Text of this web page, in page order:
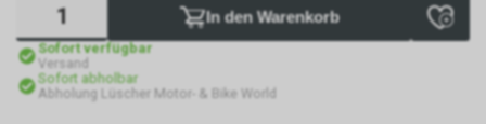
In den Warenkorb
Sofort verfügbar
Versand
Sofort abholbar
Abholung Lüscher Motor- & Bike World